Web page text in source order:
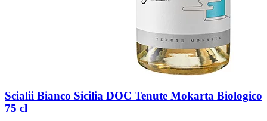
Scialii Bianco Sicilia DOC Tenute Mokarta Biologico
75 cl